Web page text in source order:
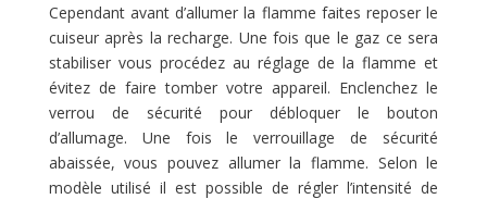
Cependant avant d’allumer la flamme faites reposer le
cuiseur après la recharge. Une fois que le gaz ce sera
stabiliser vous procédez au réglage de la flamme et
évitez de faire tomber votre appareil. Enclenchez le
verrou de sécurité pour débloquer le bouton
d’allumage. Une fois le verrouillage de sécurité
abaissée, vous pouvez allumer la flamme. Selon le
modèle utilisé il est possible de régler l’intensité de